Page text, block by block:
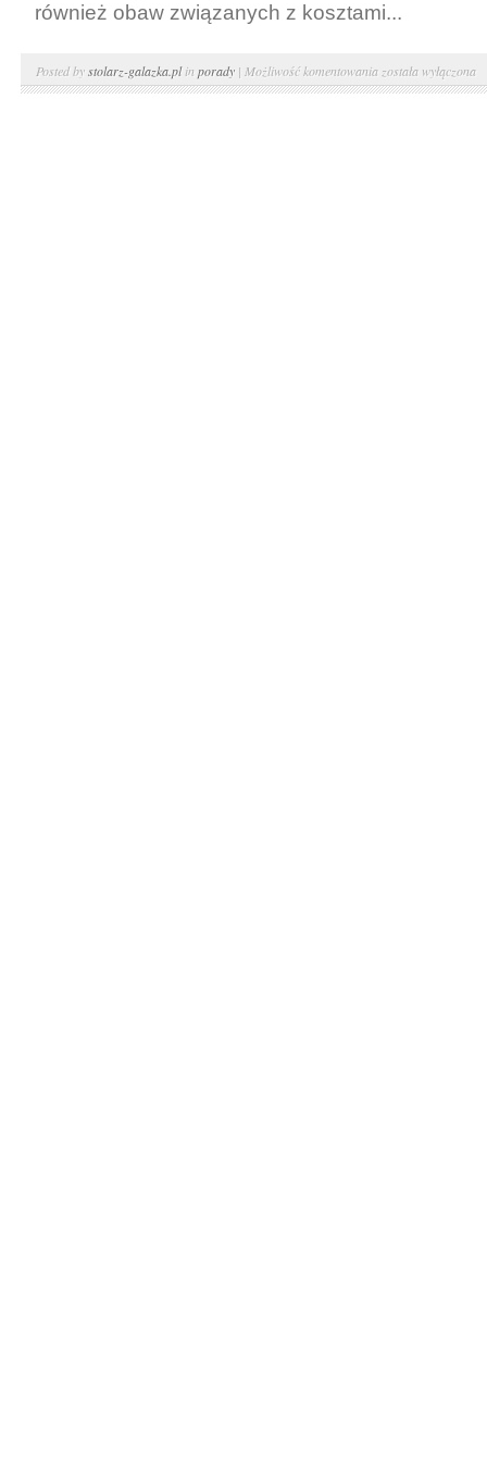
również obaw związanych z kosztami...
Posted bystolarz-galazka.plin porady | Możliwość komentowania Ogrzewanie
elektryczne
została wyłączona